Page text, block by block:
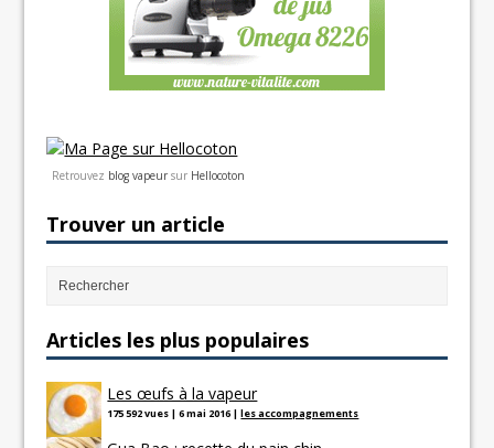
Retrouvez blog vapeur sur Hellocoton
Trouver un article
Articles les plus populaires
Les œufs à la vapeur
175 592 vues |6 mai 2016 |les accompagnements